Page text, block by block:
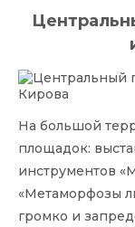
На большой
площадок:
инструментов
«Метаморфозы
громко и